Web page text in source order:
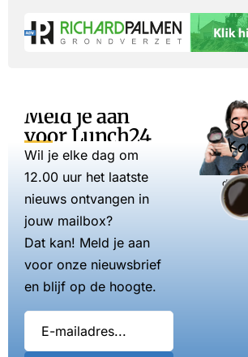
Meld je aan
voor Lunch24
Wil je elke dag om
12.00 uur het laatste
nieuws ontvangen in
jouw mailbox?
Dat kan! Meld je aan
voor onze nieuwsbrief
en blijf op de hoogte.